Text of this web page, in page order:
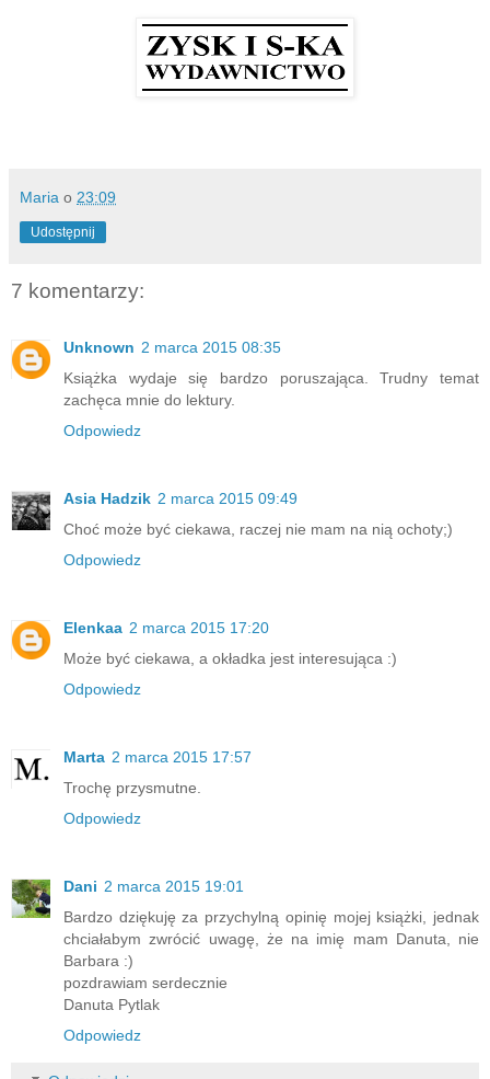
Maria o 23:09
Udostępnij
7 komentarzy:
Unknown 2 marca 2015 08:35
Książka wydaje się bardzo poruszająca. Trudny temat
zachęca mnie do lektury.
Odpowiedz
Asia Hadzik 2 marca 2015 09:49
Choć może być ciekawa, raczej nie mam na nią ochoty;)
Odpowiedz
Elenkaa 2 marca 2015 17:20
Może być ciekawa, a okładka jest interesująca :)
Odpowiedz
Marta 2 marca 2015 17:57
Trochę przysmutne.
Odpowiedz
Dani 2 marca 2015 19:01
Bardzo dziękuję za przychylną opinię mojej książki, jednak
chciałabym zwrócić uwagę, że na imię mam Danuta, nie
Barbara :)
pozdrawiam serdecznie
Danuta Pytlak
Odpowiedz